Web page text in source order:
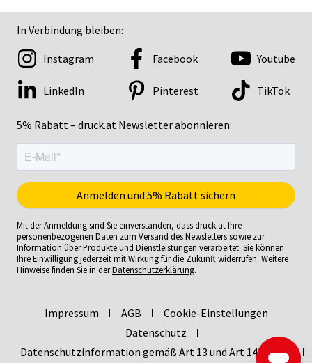
In Verbindung bleiben:
5% Rabatt – druck.at Newsletter abonnieren:
Instagram Facebook Youtube
LinkedIn Pinterest TikTok
Mit der Anmeldung sind Sie einverstanden, dass druck.at Ihre
personenbezogenen Daten zum Versand des Newsletters sowie zur
Information über Produkte und Dienstleistungen verarbeitet. Sie können
Ihre Einwilligung jederzeit mit Wirkung für die Zukunft widerrufen. Weitere
Hinweise finden Sie in derDatenschutzerklärung.
Impressum AGB
Cookie-Einstellungen
Datenschutz
Datenschutzinformation gemäß Art 13 und Art 14 DSGVO